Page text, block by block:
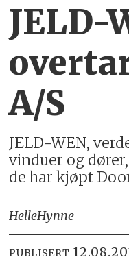
JELD-
A/S
JELD-WEN,
vinduer og
de har kjøpt
HelleHynne
PUBLISERT